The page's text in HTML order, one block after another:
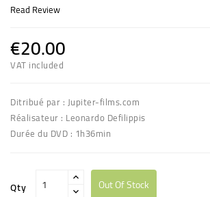
Read Review
€20.00
VAT included
Ditribué par : Jupiter-films.com
Réalisateur : Leonardo Defilippis
Durée du DVD : 1h36min
Qty Out Of Stock